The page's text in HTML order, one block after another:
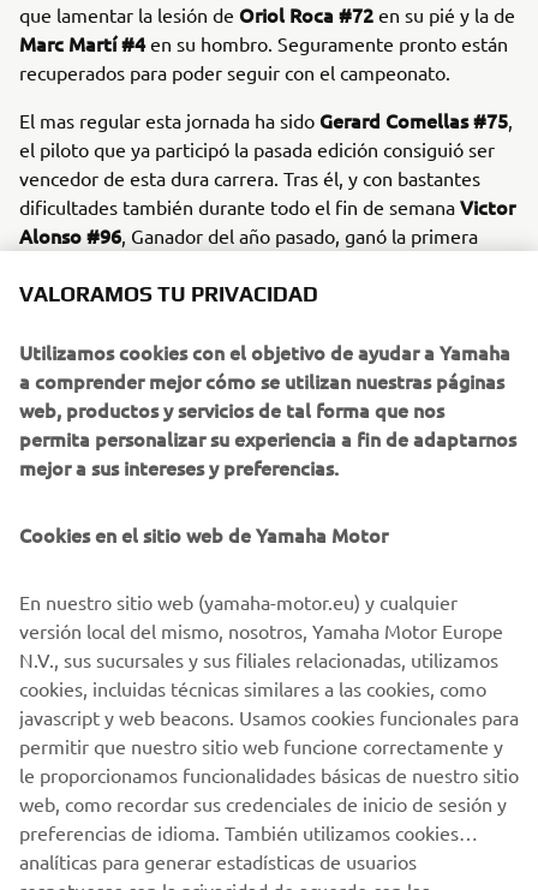
que lamentar la lesión de Oriol Roca #72 en su pié y la de
Marc Martí #4en su hombro. Seguramente pronto están
recuperados para poder seguir con el campeonato.
El mas regular esta jornada ha sido Gerard Comellas #75,
el piloto que ya participó la pasada edición consiguió ser
vencedor de esta dura carrera. Tras él, y con bastantes
dificultades también durante todo el fin de semana Victor
Alonso #96, Ganador del año pasado, ganó la primera
esfuerzo realizado por mantener las primeras posiciones
Vargas #16, completó el pódium empatando con Victor, y
sigue sumando puntos de cabeza para el final del
campeonato.
Sin duda un fin de semana intenso, en el que cada vez los
pilotos disfrutan mas de esta copa y dejan al lado la
ella y poder compartir momentos y opiniones junto con el
Ahora, tres semanas tienen nuestros pilotos para mejorar
y recuperarse antes del próximo evento en Bellpuig
(Lérida) los días 13 y 14 de Abril.
1/1
VALORAMOS TU PRIVACIDAD
Utilizamos cookies con el objetivo de ayudar a Yamaha
a comprender mejor cómo se utilizan nuestras páginas
web, productos y servicios de tal forma que nos
permita personalizar su experiencia a fin de adaptarnos
mejor a sus intereses y preferencias.
Cookies en el sitio web de Yamaha Motor
En nuestro sitio web (yamaha-motor.eu) y cualquier
versión local del mismo, nosotros, Yamaha Motor Europe
N.V., sus sucursales y sus filiales relacionadas, utilizamos
cookies, incluidas técnicas similares a las cookies, como
javascript y web beacons. Usamos cookies funcionales para
permitir que nuestro sitio web funcione correctamente y
le proporcionamos funcionalidades básicas de nuestro sitio
web, como recordar sus credenciales de inicio de sesión y
preferencias de idioma. También utilizamos cookies
analíticas para generar estadísticas de usuarios